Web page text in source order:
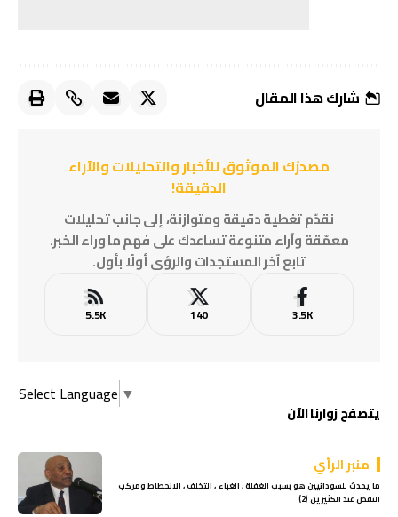
شارك هذا المقال
مصدرُك الموثوق للأخبار والتحليلات والآراء
الدقيقة!
نقدّم تغطية دقيقة ومتوازنة، إلى جانب تحليلات
معمّقة وآراء متنوعة تساعدك على فهم ما وراء الخبر.
تابع آخر المستجدات والرؤى أولًا بأول.
3.5K
140
5.5K
Select Language ▼
يتصفح زوارنا الآن
منبر الرأي
ما يحدث للسودانيين هو بسبب الغفلة ، الغباء ، التخلف ، الانحطاط ومركب
النقص عند الكثيرين (2)